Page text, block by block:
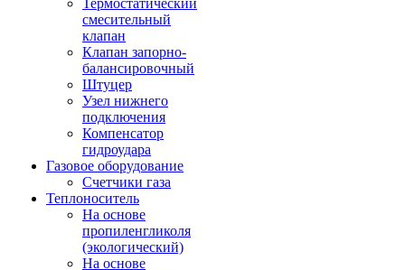
Термостатический
смесительный
клапан
Клапан запорно-
балансировочный
Штуцер
Узел нижнего
подключения
Компенсатор
гидроудара
Газовое оборудование
Счетчики газа
Теплоноситель
На основе
пропиленгликоля
(экологический)
На основе